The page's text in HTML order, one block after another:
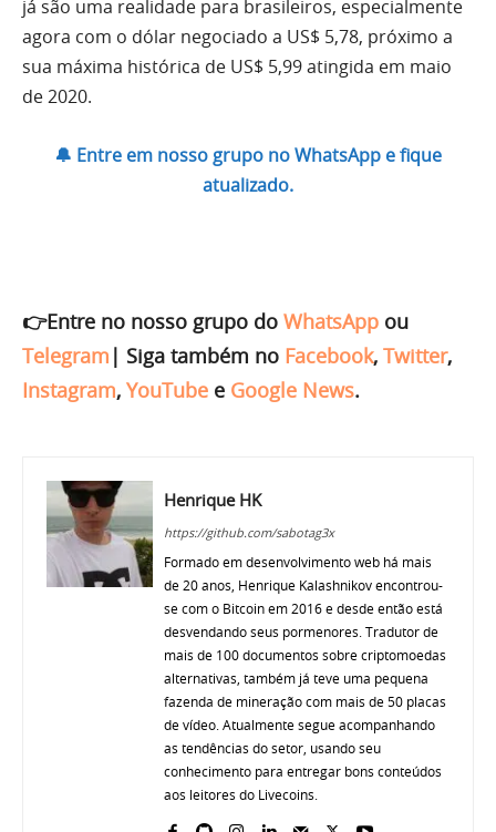
já são uma realidade para brasileiros, especialmente
agora com o dólar negociado a US$ 5,78, próximo a
sua máxima histórica de US$ 5,99 atingida em maio
de 2020.
🔔 Entre em nosso grupo no WhatsApp e fique
atualizado.
👉Entre no nosso grupo do WhatsApp ou
Telegram | Siga também no Facebook, Twitter,
Instagram, YouTube e Google News.
Henrique HK
https://github.com/sabotag3x
Formado em desenvolvimento web há mais
de 20 anos, Henrique Kalashnikov encontrou-
se com o Bitcoin em 2016 e desde então está
desvendando seus pormenores. Tradutor de
mais de 100 documentos sobre criptomoedas
alternativas, também já teve uma pequena
fazenda de mineração com mais de 50 placas
de vídeo. Atualmente segue acompanhando
as tendências do setor, usando seu
conhecimento para entregar bons conteúdos
aos leitores do Livecoins.